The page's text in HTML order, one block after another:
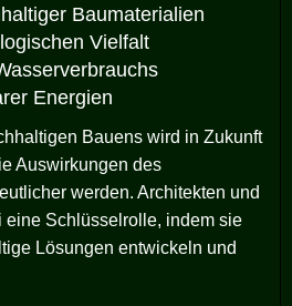
Baumaterialien
Vielfalt
Energien
Bauens wird in Zukunft
Auswirkungen des
werden. Architekten und
eine Schlüsselrolle, indem sie
Lösungen entwickeln und